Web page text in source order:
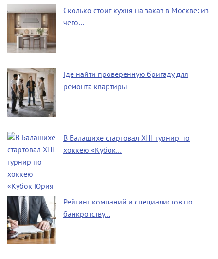
Сколько стоит кухня на заказ в Москве: из
чего…
Где найти проверенную бригаду для
ремонта квартиры
В Балашихе стартовал XIII турнир по
хоккею «Кубок…
Рейтинг компаний и специалистов по
банкротству…